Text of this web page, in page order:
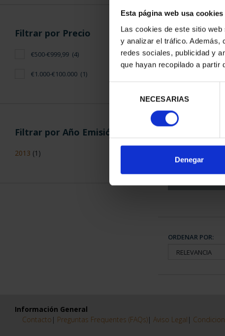
Esta página web usa cookies
Las cookies de este sitio
y analizar el tráfico. Además,
redes sociales, publicidad y
que hayan recopilado a partir
consentimiento
NECESARIAS
Denegar
Filtrar por Precio
€500-€999,99 (4)
€1.000-€100.000 (1)
Filtrar por Año Emisión
2013 (1)
Sólo para
COLECCION
ORDENAR POR:
Información General
Contacto | Preguntas Frequentes (FAQs)| Aviso Legal |